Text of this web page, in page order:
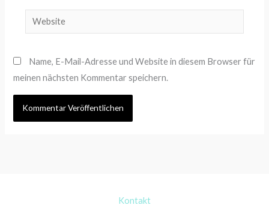
Adresse*
Website
Name, E-Mail-Adresse und Website in diesem Browser für
meinen nächsten Kommentar speichern.
Kontakt